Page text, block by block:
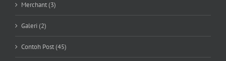
Merchant (3)
Galeri (2)
Contoh Post (45)